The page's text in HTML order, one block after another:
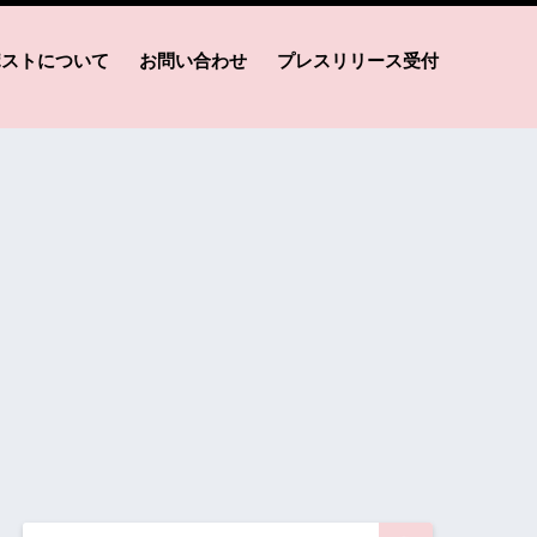
トについて お問い合わせ プレスリリース受付